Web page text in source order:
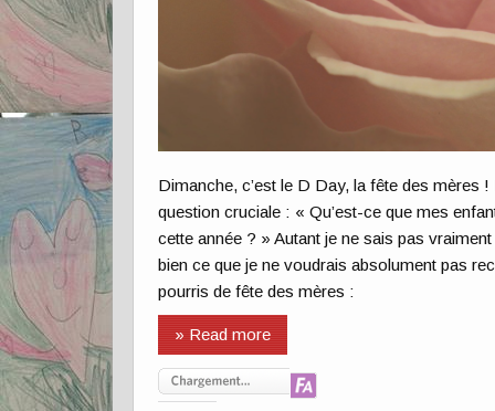
Dimanche, c’est le D Day, la fête des mères
question cruciale : « Qu’est-ce que mes
cette année ? » Autant je ne sais pas
bien ce que je ne voudrais absolument pas
pourris de fête des mères :
» Read more